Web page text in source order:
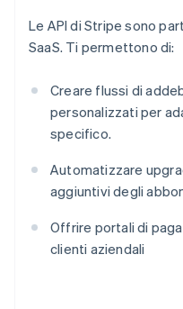
Le API di Stripe sono
SaaS. Ti permettono di:
Creare flussi di
personalizzati per
specifico.
Automatizzare
aggiuntivi degli
Offrire portali di
clienti aziendali